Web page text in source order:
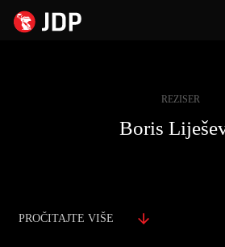
REZISER
Boris
PROČITAJTE VIŠE